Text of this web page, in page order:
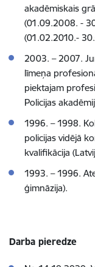
akadēmiskais
(01.09.2008. -
(01.02.2010.-
2003. – 2007.
līmeņa
piektajam
Policijas
1996. – 1998.
policijas vidējā
kvalifikācija
1993. – 1996.
ģimnāzija).
Darba pieredze